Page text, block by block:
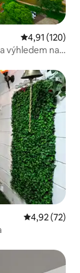
Průměrné
4,91 (120)
výhledem na
Průměrné
4,92 (72)